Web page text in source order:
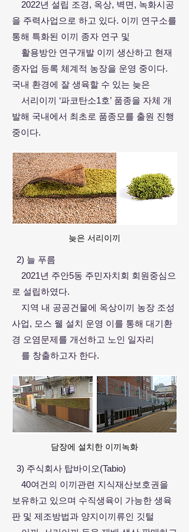
2022년 설립 조경, 옥상, 벽면, 녹화시공
을 주력사업으로 하고 있다. 이끼 연구소를
통해 특화된 이끼 종자 연구 및
활용방안 연구개발 이끼 생산하고 현재
종자업 등록 체계적 농장을 운영 중이다.
국내 환경에 잘 생육할 수 있는 늦은
서리이끼 ‘파코탄소1호’ 품종을 자체 개
발해 국내에서 최초로 품종모를 출원 진행
중이다.
늦은 서리이끼
2) 늘 푸름
2021년 주안5동 주민자치회 회원중심으
로 설립하였다.
지역 내 공공건물에 옥상이끼 농장 조성
사업, 모스 웰 설치 운영 이를 통해 대기환
경 오염문제를 개선하고 노인 일자리
를 창출하고자 한다.
담장에 설치한 이끼녹화
3) 주식회사 탑바이오(Tabio)
40여건의 이끼관련 지식재산보호권을
보유하고 있으며 수직생육이 가능한 생육
판 및 제조방법과 양지이끼류인 깃털